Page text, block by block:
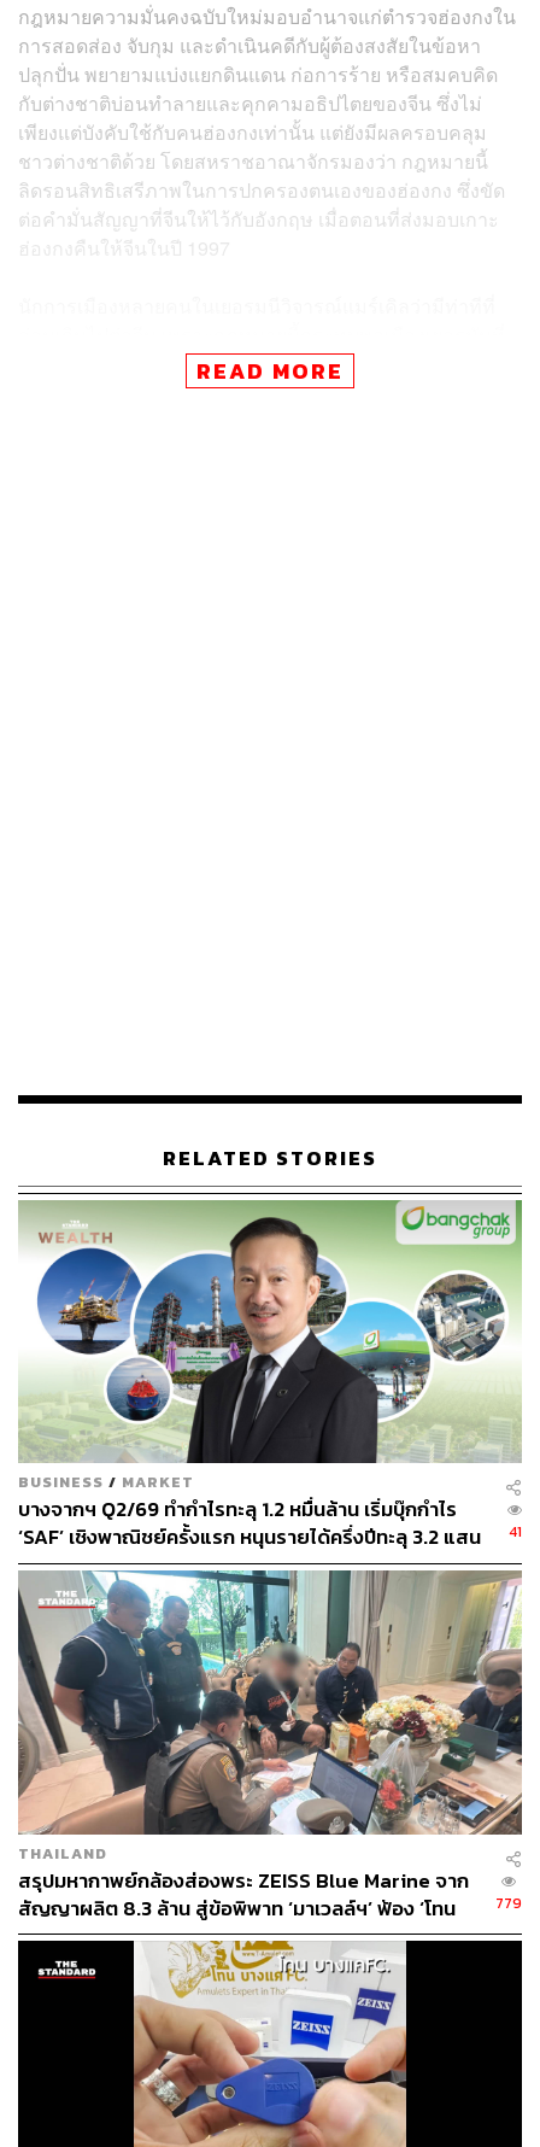
กฎหมายความมั่นคงฉบับใหม่มอบอำนาจแก่ตำรวจฮ่องกงใน
การสอดส่อง จับกุม และดำเนินคดีกับผู้ต้องสงสัยในข้อหา
ปลุกปั่น พยายามแบ่งแยกดินแดน ก่อการร้าย หรือสมคบคิด
กับต่างชาติบ่อนทำลายและคุกคามอธิปไตยของจีน ซึ่งไม่
เพียงแต่บังคับใช้กับคนฮ่องกงเท่านั้น แต่ยังมีผลครอบคลุม
ชาวต่างชาติด้วย โดยสหราชอาณาจักรมองว่า กฎหมายนี้
ลิดรอนสิทธิเสรีภาพในการปกครองตนเองของฮ่องกง ซึ่งขัด
ต่อคำมั่นสัญญาที่จีนให้ไว้กับอังกฤษ เมื่อตอนที่ส่งมอบเกาะ
ฮ่องกงคืนให้จีนในปี 1997
อาศัยอยู่ในฮ่องกงด้วย โดยก่อนหน้านี้กระทรวงการต่าง
ประเทศของเยอรมนีได้ออกประกาศเตือนพลเมืองไม่ให้โพสต์
กฎหมายของจีน รวมทั้งเสนอมอบวีซ่าแก่พลเมืองฮ่องกง 3
ล้านคน ให้มาอาศัยในสหราชอาณาจักรได้ ขณะที่จีนตอบโต้
โดยการขู่ใช้มาตรการคว่ำบาตรต่อสหราชอาณาจักร
ส่วนสหรัฐฯ ได้ผ่านกฎหมายอนุมัติให้คว่ำบาตรธนาคารที่ทำ
ธุรกิจกับเจ้าหน้าที่จีนที่มีส่วนเกี่ยวข้องกับการผลักดัน
กฎหมายความมั่นคง ซึ่งเป็นอีกปมความขัดแย้งที่ทำให้ความ
สัมพันธ์ระหว่างจีนและสหรัฐฯ ตกต่ำและตึงเครียดมากขึ้นไป
อีก
พิสูจน์อักษร: ภาวิกา ขันติศรีสกุล
อ้างอิง:
https://www.businessinsider.com/german-chancellor-
angela-merkel-accused-too-close-to-china-2020-7
https://www.ft.com/content/bf1adef9-a681-48c0-99b8
-f551e7a5b66d
TAGS: Hong Kong Germany
Angela Merkel
กฎหมายความมั่นคง
กฎหมายความมั่นคงแห่งชาติ
ABOUT THE AUTHOR
คมปทิต คงศักดิ์ศรีสกุล
บรรณาธิการข่าวต่างประเทศ สำนักข่าว THE
READ MORE
RELATED STORIES
BUSINESS / MARKET
บางจากฯ Q2/69 ทำกำไรทะลุ 1.2 หมื่นล้าน เริ่มบุ๊กกำไร
‘SAF’ เชิงพาณิชย์ครั้งแรก หนุนรายได้ครึ่งปีทะลุ 3.2 แสน
ล้าน
41
THAILAND
สรุปมหากาพย์กล้องส่องพระ ZEISS Blue Marine จาก
สัญญาผลิต 8.3 ล้าน สู่ข้อพิพาท ‘มาเวลล์ฯ’ ฟ้อง ‘โทน
บางแค’ ผิดนัดจ่ายหนี้-แอบระบุแบรนด์
779